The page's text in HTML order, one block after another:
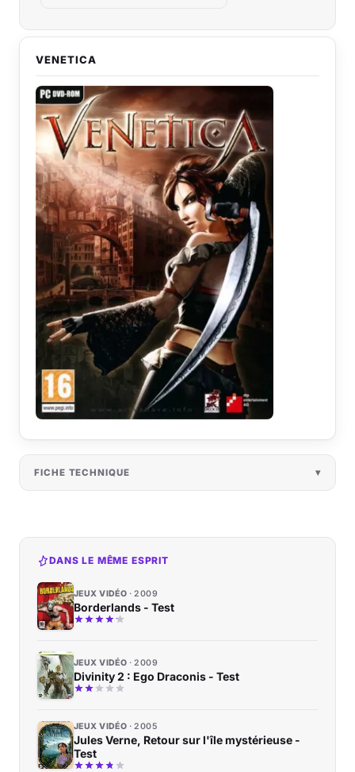
VENETICA
FICHE TECHNIQUE
DANS LE MÊME ESPRIT
JEUX VIDÉO 2009
Borderlands - Test
JEUX VIDÉO 2009
Divinity 2 : Ego Draconis - Test
JEUX VIDÉO 2005
Jules Verne, Retour sur l'île mystérieuse -
Test